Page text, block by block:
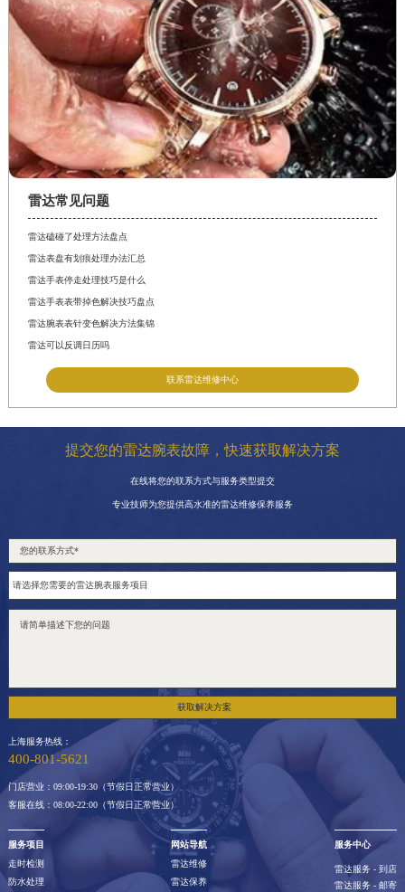
雷达常见问题
雷达磕碰了处理方法盘点
雷达表盘有划痕处理办法汇总
雷达手表停走处理技巧是什么
雷达手表表带掉色解决技巧盘点
雷达腕表表针变色解决方法集锦
雷达可以反调日历吗
联系雷达维修中心
提交您的雷达腕表故障，快速获取解决方案
在线将您的联系方式与服务类型提交
专业技师为您提供高水准的雷达维修保养服务
获取解决方案
上海服务热线：
400-801-5621
门店营业：09:00-19:30（节假日正常营业）
客服在线：08:00-22:00（节假日正常营业）
服务项目
走时检测
防水处理
网站导航
雷达维修
雷达保养
服务中心
雷达服务 - 到店
雷达服务 - 邮寄